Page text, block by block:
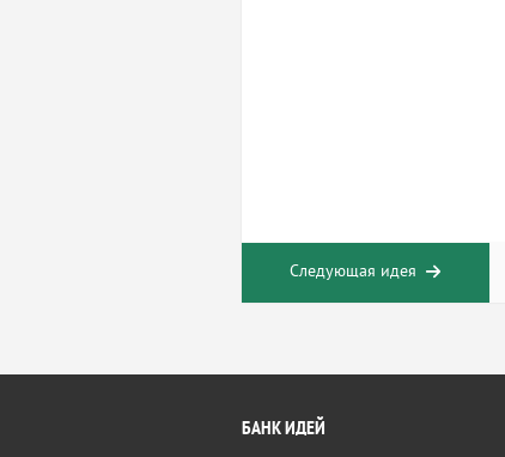
Следующая идея
БАНК ИДЕЙ